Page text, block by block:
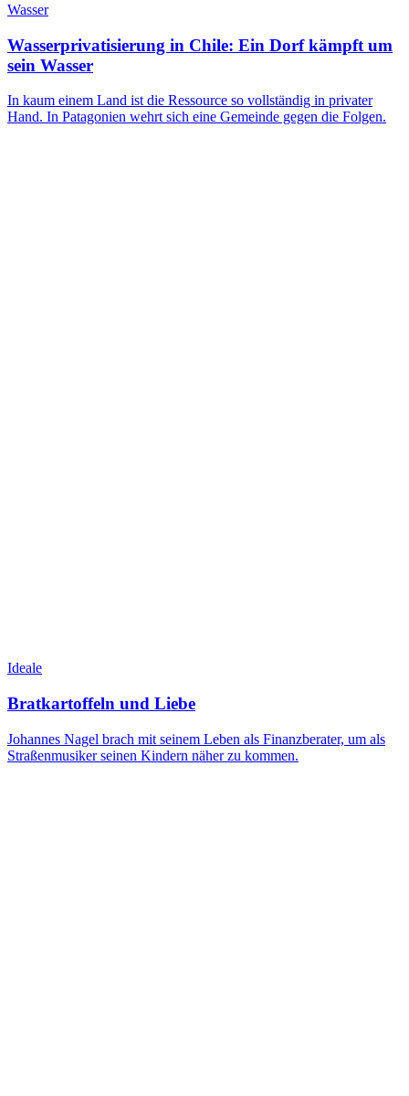
Wasser
Wasserprivatisierung in Chile: Ein Dorf kämpft um
sein Wasser
In kaum einem Land ist die Ressource so vollständig in privater
Hand. In Patagonien wehrt sich eine Gemeinde gegen die Folgen.
Ideale
Bratkartoffeln und Liebe
Johannes Nagel brach mit seinem Leben als Finanzberater, um als
Straßenmusiker seinen Kindern näher zu kommen.